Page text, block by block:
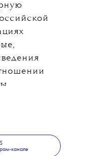
комитете
вопрос
канале